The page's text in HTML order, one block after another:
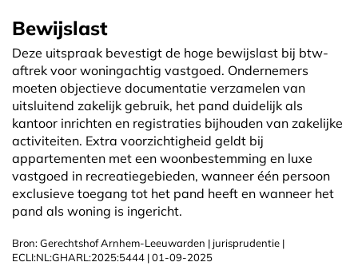
Bewijslast
Deze uitspraak bevestigt de hoge bewijslast bij btw-
aftrek voor woningachtig vastgoed. Ondernemers
moeten objectieve documentatie verzamelen van
uitsluitend zakelijk gebruik, het pand duidelijk als
kantoor inrichten en registraties bijhouden van zakelijke
activiteiten. Extra voorzichtigheid geldt bij
appartementen met een woonbestemming en luxe
vastgoed in recreatiegebieden, wanneer één persoon
exclusieve toegang tot het pand heeft en wanneer het
pand als woning is ingericht.
Bron: Gerechtshof Arnhem-Leeuwarden | jurisprudentie |
ECLI:NL:GHARL:2025:5444 | 01-09-2025